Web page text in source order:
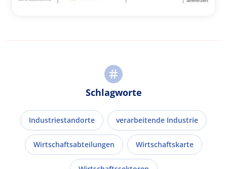
Schlagworte
Industriestandorte verarbeitende Industrie
Wirtschaftsabteilungen Wirtschaftskarte